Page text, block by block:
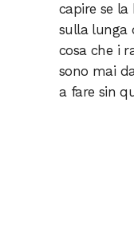
capire se
sulla lunga
cosa che i
sono mai
a fare sin